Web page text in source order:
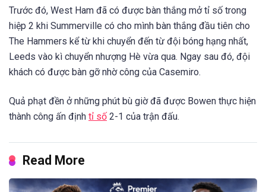
Trước đó, West Ham đã có được bàn thắng mở tỉ số trong
hiệp 2 khi Summerville có cho mình bàn thắng đầu tiên cho
The Hammers kể từ khi chuyển đến từ đội bóng hạng nhất,
Leeds vào kì chuyển nhượng Hè vừa qua. Ngay sau đó, đội
khách có được bàn gỡ nhờ công của Casemiro.
Quả phạt đền ở những phút bù giờ đã được Bowen thực hiện
thành công ấn định tỉ số 2-1 của trận đấu.
Read More